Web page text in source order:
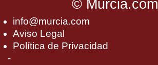
© Murcia.com
info@murcia.com
Aviso Legal
Política de Privacidad
-